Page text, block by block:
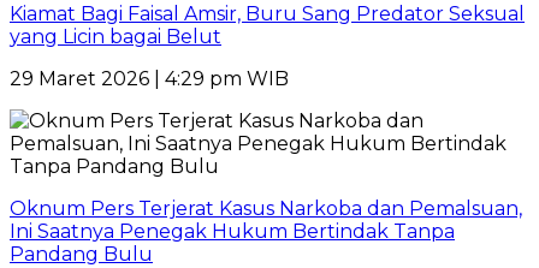
Kiamat Bagi Faisal Amsir, Buru Sang Predator Seksual
yang Licin bagai Belut
29 Maret 2026 | 4:29 pm WIB
Oknum Pers Terjerat Kasus Narkoba dan Pemalsuan,
Ini Saatnya Penegak Hukum Bertindak Tanpa
Pandang Bulu